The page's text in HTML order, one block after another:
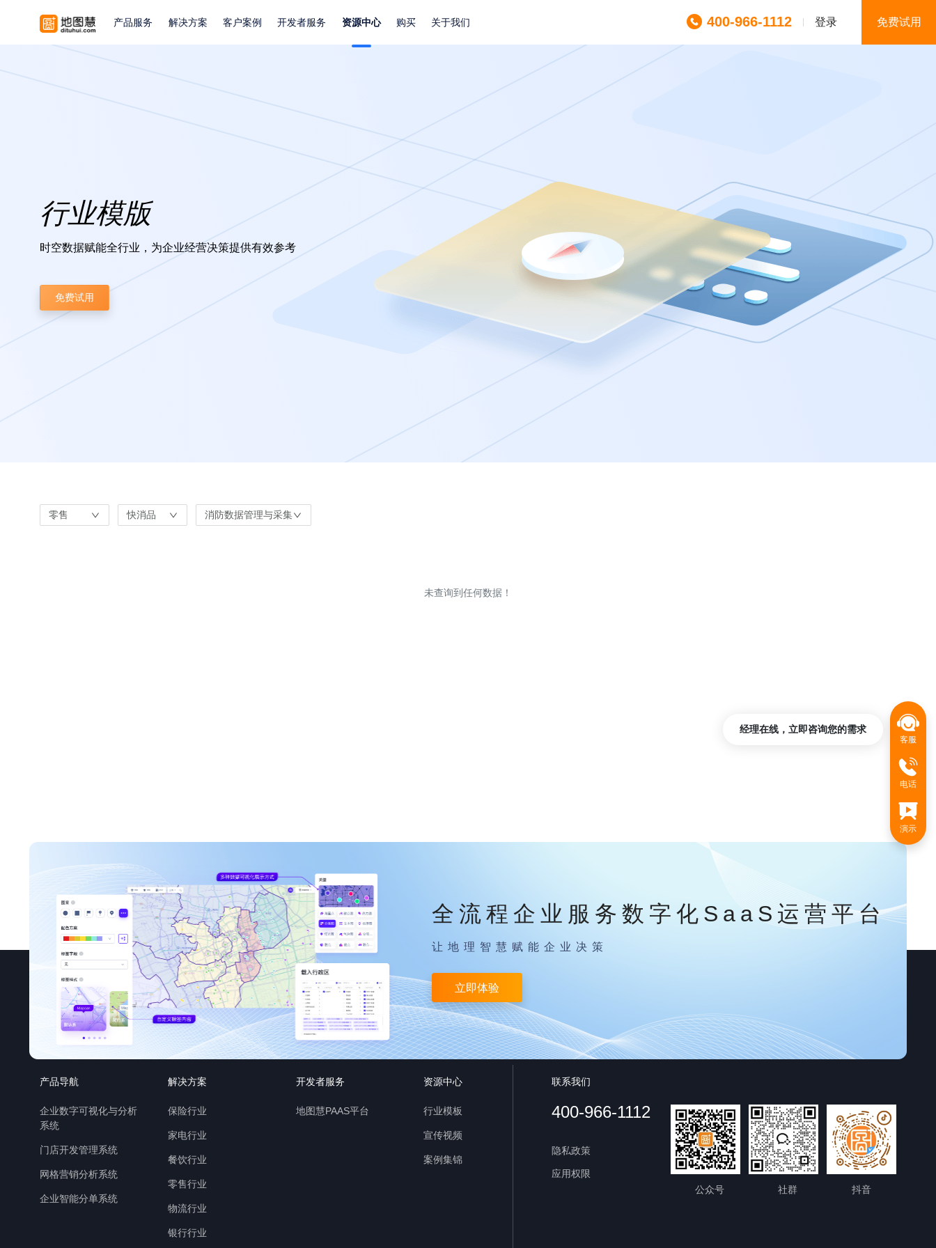
产品服务 解决方案 客户案例 开发者服务 资源中心 购买 关于我们 400-966-1112 登录 免费试用
行业模版
时空数据赋能全行业，为企业经营决策提供有效参考
免费试用
零售 快消品 消防数据管理与采集
未查询到任何数据！
全流程企业服务数字化SaaS运营平台
让地理智慧赋能企业决策
立即体验
产品导航
企业数字可视化与分析
系统
门店开发管理系统
网格营销分析系统
企业智能分单系统
解决方案
保险行业
家电行业
餐饮行业
零售行业
物流行业
银行行业
开发者服务
地图慧PAAS平台
资源中心
行业模板
宣传视频
案例集锦
联系我们
400-966-1112
隐私政策
应用权限
公众号
社群 抖音
客服
电话
演示
经理在线，立即咨询您的需求